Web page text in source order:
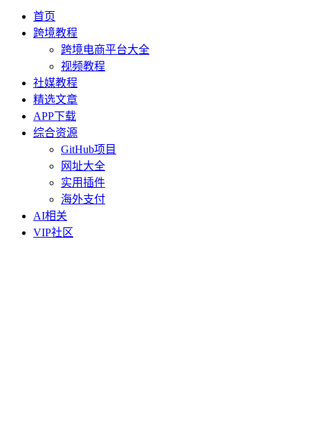
首页
跨境教程
跨境电商平台大全
视频教程
社媒教程
精选文章
APP下载
综合资源
GitHub项目
网址大全
实用插件
海外支付
AI相关
VIP社区